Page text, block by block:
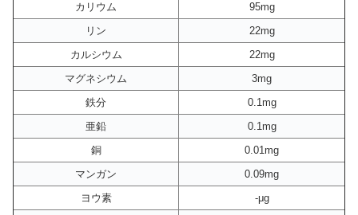
カリウム
95mg
リン
22mg
カルシウム
22mg
マグネシウム
3mg
鉄分
0.1mg
亜鉛
0.1mg
銅
0.01mg
マンガン
0.09mg
ヨウ素
-μg